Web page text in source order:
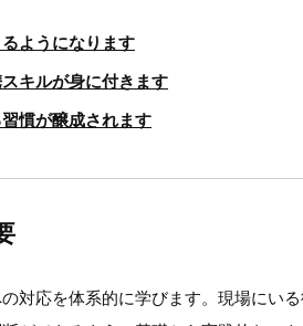
ようになります
キルが身に付きます
慣が醸成されます
対応を体系的に学びます。現場にい